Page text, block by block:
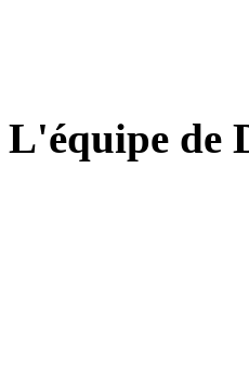
L'équipe de